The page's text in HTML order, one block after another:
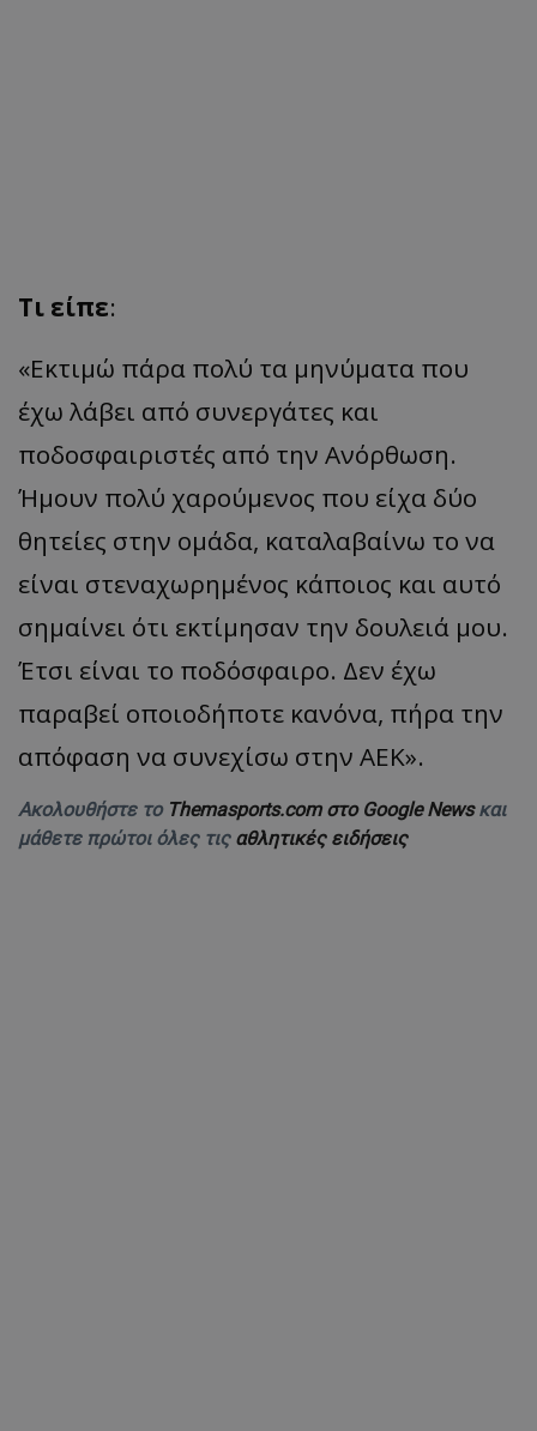
Τι είπε:
«Εκτιμώ πάρα πολύ τα μηνύματα που
έχω λάβει από συνεργάτες και
ποδοσφαιριστές από την Ανόρθωση.
Ήμουν πολύ χαρούμενος που είχα δύο
θητείες στην ομάδα, καταλαβαίνω το να
είναι στεναχωρημένος κάποιος και αυτό
σημαίνει ότι εκτίμησαν την δουλειά μου.
Έτσι είναι το ποδόσφαιρο. Δεν έχω
παραβεί οποιοδήποτε κανόνα, πήρα την
απόφαση να συνεχίσω στην ΑΕΚ».
Ακολουθήστε το Themasports.com στο Google Newsκαι
μάθετε πρώτοι όλες τις αθλητικές ειδήσεις